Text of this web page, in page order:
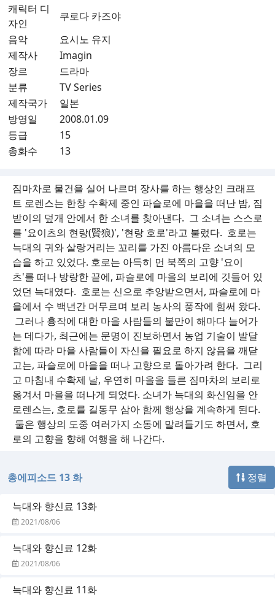
캐릭터 디
자인
쿠로다 카즈야
음악
요시노 유지
제작사
Imagin
장르
드라마
분류
TV Series
제작국가
일본
방영일
2008.01.09
등급
15
총화수
13
짐마차로 물건을 실어 나르며 장사를 하는 행상인 크래프
트 로렌스는 한창 수확제 중인 파슬로에 마을을 떠난 밤, 짐
받이의 덮개 안에서 한 소녀를 찾아낸다. 그 소녀는 스스로
를 '요이츠의 현랑(賢狼)', '현랑 호로'라고 불렀다. 호로는
늑대의 귀와 살랑거리는 꼬리를 가진 아름다운 소녀의 모
습을 하고 있었다. 호로는 아득히 먼 북쪽의 고향 '요이
츠'를 떠나 방랑한 끝에, 파슬로에 마을의 보리에 깃들어 있
었던 늑대였다. 호로는 신으로 추앙받으면서, 파슬로에 마
을에서 수 백년간 머무르며 보리 농사의 풍작에 힘써 왔다.
그러나 흉작에 대한 마을 사람들의 불만이 해마다 늘어가
는 데다가, 최근에는 문명이 진보하면서 농업 기술이 발달
함에 따라 마을 사람들이 자신을 필요로 하지 않음을 깨닫
고는, 파슬로에 마을을 떠나 고향으로 돌아가려 한다. 그리
고 마침내 수확제 날, 우연히 마을을 들른 짐마차의 보리로
옮겨서 마을을 떠나게 되었다. 소녀가 늑대의 화신임을 안
로렌스는, 호로를 길동무 삼아 함께 행상을 계속하게 된다.
둘은 행상의 도중 여러가지 소동에 말려들기도 하면서, 호
로의 고향을 향해 여행을 해 나간다.
총에피소드 13 화 정렬
늑대와 향신료 13화
2021/08/06
늑대와 향신료 12화
2021/08/06
늑대와 향신료 11화